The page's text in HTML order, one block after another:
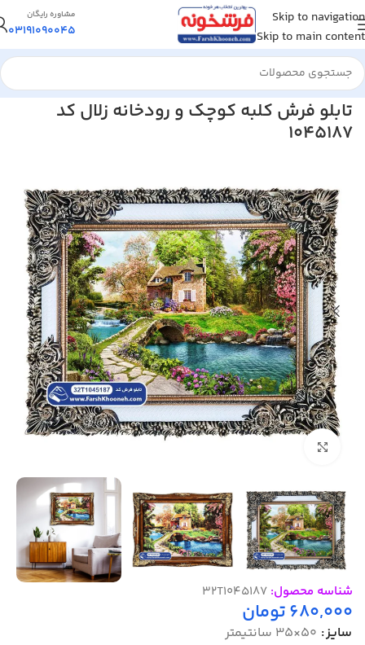
Skip to navigation
Skip to main content
مشاوره رایگان
03191090045
خانه/تابلو فرش/تابلو فرش منظره
تابلو فرش کلبه کوچک و رودخانه زلال کد
1045187
شناسه محصول: 32T1045187
680,000تومان
سایز 50×35 سانتیمتر